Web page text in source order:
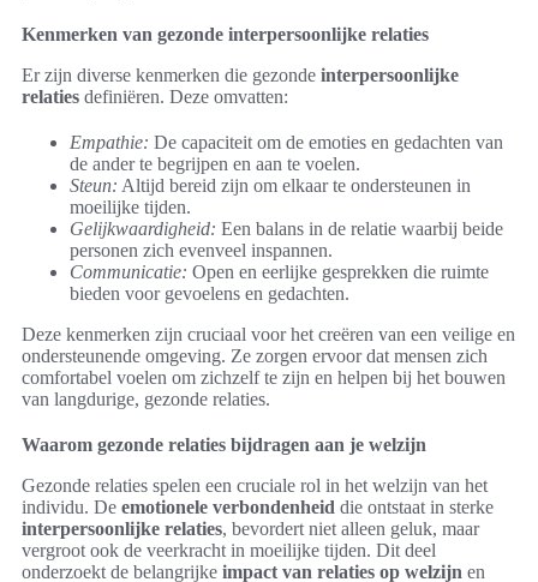
Kenmerken van gezonde interpersoonlijke relaties
Er zijn diverse kenmerken die gezonde interpersoonlijke
relaties definiëren. Deze omvatten:
Empathie: De capaciteit om de emoties en gedachten van
de ander te begrijpen en aan te voelen.
Steun: Altijd bereid zijn om elkaar te ondersteunen in
moeilijke tijden.
Gelijkwaardigheid: Een balans in de relatie waarbij beide
personen zich evenveel inspannen.
Communicatie: Open en eerlijke gesprekken die ruimte
bieden voor gevoelens en gedachten.
Deze kenmerken zijn cruciaal voor het creëren van een veilige en
ondersteunende omgeving. Ze zorgen ervoor dat mensen zich
comfortabel voelen om zichzelf te zijn en helpen bij het bouwen
van langdurige, gezonde relaties.
Waarom gezonde relaties bijdragen aan je welzijn
Gezonde relaties spelen een cruciale rol in het welzijn van het
individu. De emotionele verbondenheid die ontstaat in sterke
interpersoonlijke relaties, bevordert niet alleen geluk, maar
vergroot ook de veerkracht in moeilijke tijden. Dit deel
onderzoekt de belangrijke impact van relaties op welzijn en